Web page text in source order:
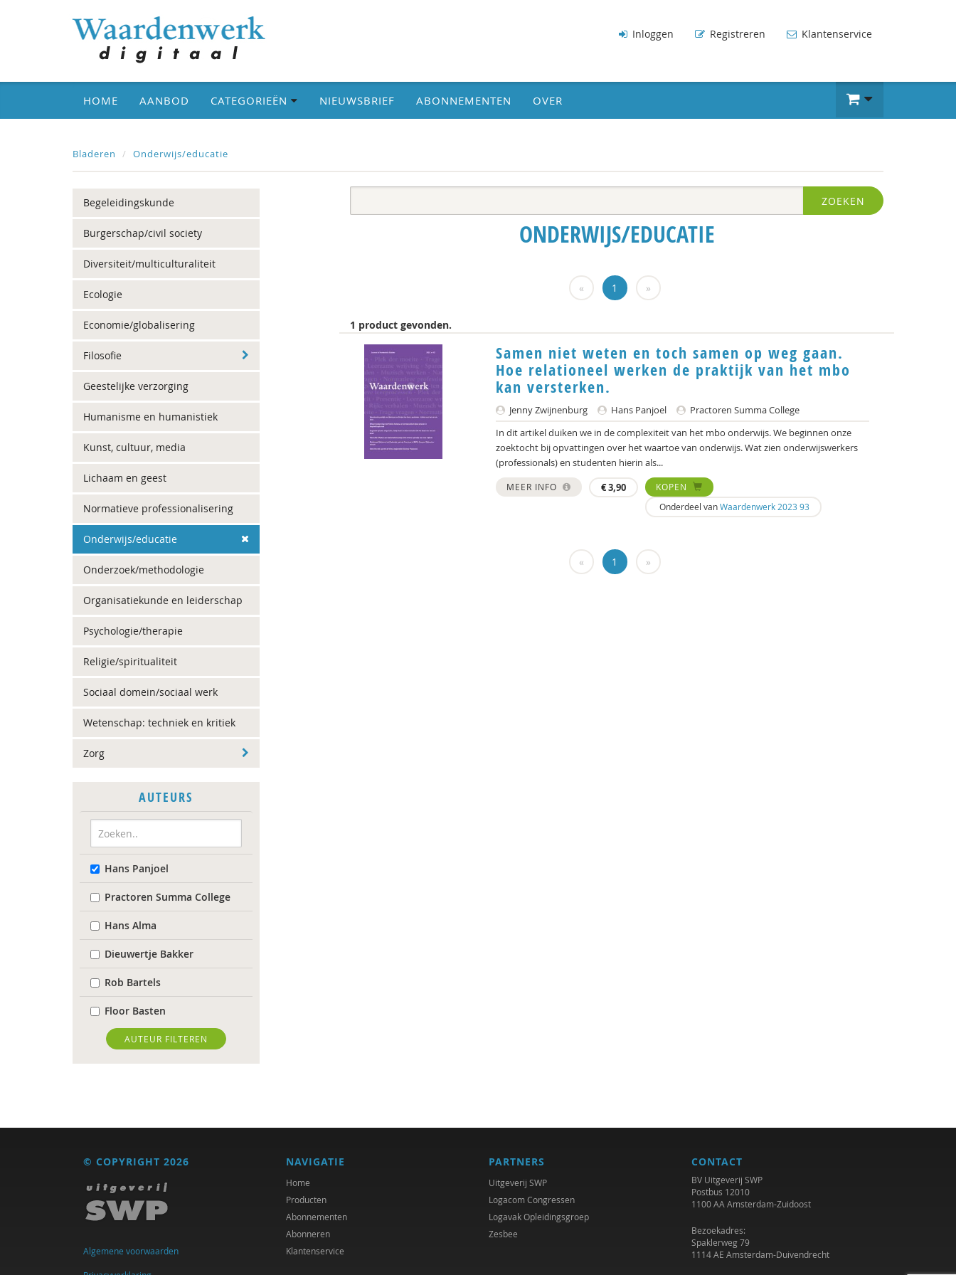
Inloggen Registreren Klantenservice
HOME AANBOD CATEGORIEËN NIEUWSBRIEF ABONNEMENTEN OVER
Bladeren Onderwijs/educatie
Begeleidingskunde
Burgerschap/civil society
Diversiteit/multiculturaliteit
Ecologie
Economie/globalisering
Filosofie
Geestelijke verzorging
Humanisme en humanistiek
Kunst, cultuur, media
Lichaam en geest
Normatieve professionalisering
Onderwijs/educatie
Onderzoek/methodologie
Organisatiekunde en leiderschap
Psychologie/therapie
Religie/spiritualiteit
Sociaal domein/sociaal werk
Wetenschap: techniek en kritiek
Zorg
AUTEURS
Hans Panjoel
Practoren Summa College
Hans Alma
Dieuwertje Bakker
Rob Bartels
Floor Basten
Lisette Bastiaansen
Desirée Bierlaagh
Karianne den Boer
Michiel Bos
Noortje Bot
AUTEUR FILTEREN
ZOEKEN
ONDERWIJS/EDUCATIE
« 1 »
1 product gevonden.
Samen niet weten en toch samen op weg gaan.
Hoe relationeel werken de praktijk van het mbo
kan versterken.
Jenny Zwijnenburg Hans Panjoel
Practoren Summa College
In dit artikel duiken we in de complexiteit van het mbo onderwijs. We beginnen onze
zoektocht bij opvattingen over het waartoe van onderwijs. Wat zien onderwijswerkers
(professionals) en studenten hierin als...
MEER INFO €3,90
KOPEN
Onderdeel vanWaardenwerk 2023 93
« 1 »
© COPYRIGHT 2026
Algemene voorwaarden
NAVIGATIE
Home
Producten
Abonnementen
Abonneren
Klantenservice
PARTNERS
Uitgeverij SWP
Logacom Congressen
Logavak Opleidingsgroep
Zesbee
CONTACT
BV Uitgeverij SWP
Postbus 12010
1100 AA Amsterdam-Zuidoost
Bezoekadres:
Spaklerweg 79
1114 AE Amsterdam-Duivendrecht